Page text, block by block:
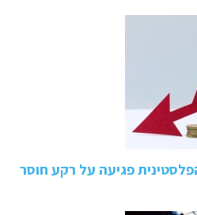
פגיעה על רקע חוסר